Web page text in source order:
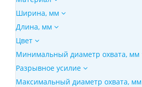
Ширина, мм
Длина, мм
Цвет
Минимальный диаметр охвата, мм
Разрывное усилие
Максимальный диаметр охвата, мм